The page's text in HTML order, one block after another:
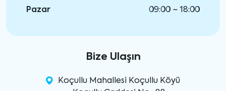
Pazar
09:00 ~ 18:00
Bize Ulaşın
Koçullu Mahallesi Koçullu Köyü